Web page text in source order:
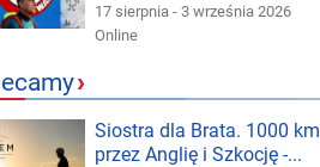
17 sierpnia - 3 września 2026
Online
›
Siostra dla Brata. 1000 km
przez Anglię i Szkocję -...